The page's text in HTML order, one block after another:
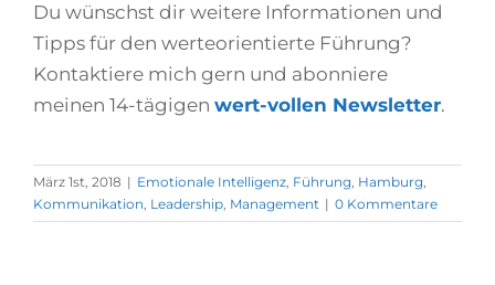
Du wünschst dir weitere Informationen und
Tipps für den werteorientierte Führung?
Kontaktiere mich gern und abonniere
meinen 14-tägigen wert-vollen Newsletter.
März 1st, 2018 | Emotionale Intelligenz, Führung, Hamburg,
Kommunikation, Leadership, Management | 0 Kommentare